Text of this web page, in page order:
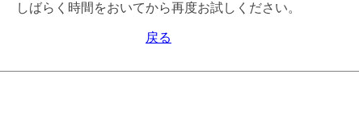
しばらく時間をおいてから再度お試しください。
戻る